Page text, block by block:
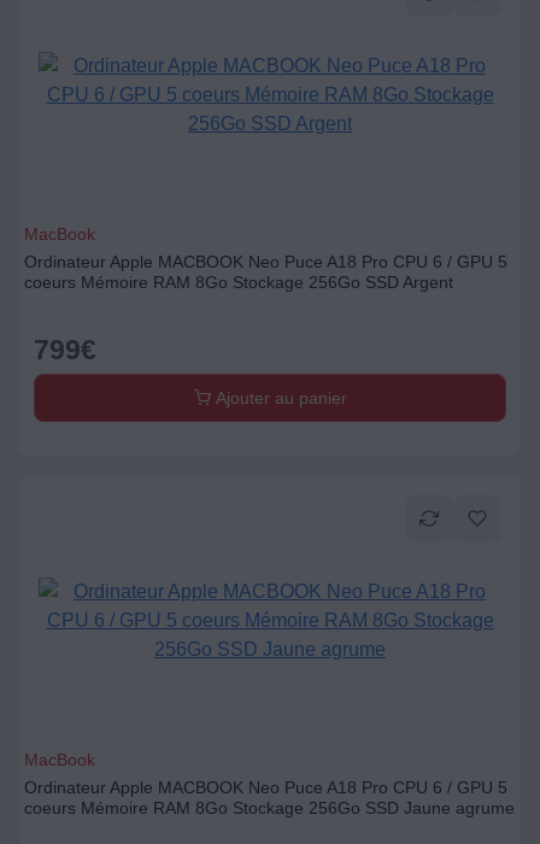
MacBook
Ordinateur Apple MACBOOK Neo Puce A18 Pro CPU 6 / GPU 5
coeurs Mémoire RAM 8Go Stockage 256Go SSD Argent
799€
Ajouter au panier
MacBook
Ordinateur Apple MACBOOK Neo Puce A18 Pro CPU 6 / GPU 5
coeurs Mémoire RAM 8Go Stockage 256Go SSD Jaune agrume